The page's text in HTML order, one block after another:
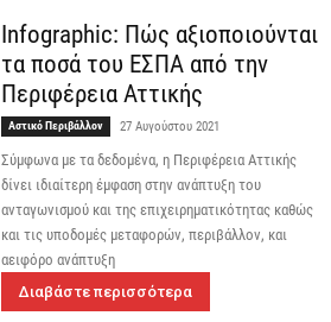
Infographic: Πώς αξιοποιούνται
τα ποσά του ΕΣΠΑ από την
Περιφέρεια Αττικής
Αστικό Περιβάλλον 27 Αυγούστου 2021
Σύμφωνα με τα δεδομένα, η Περιφέρεια Αττικής
δίνει ιδιαίτερη έμφαση στην ανάπτυξη του
ανταγωνισμού και της επιχειρηματικότητας καθώς
και τις υποδομές μεταφορών, περιβάλλον, και
αειφόρο ανάπτυξη
Διαβάστε περισσότερα